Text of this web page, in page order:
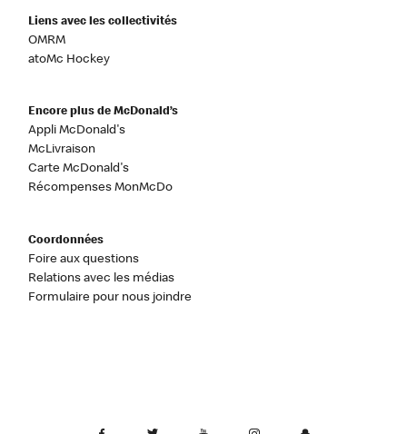
Liens avec les collectivités
OMRM
atoMc Hockey
Encore plus de McDonald’s
Appli McDonald's
McLivraison
Carte McDonald's
Récompenses MonMcDo
Coordonnées
Foire aux questions
Relations avec les médias
Formulaire pour nous joindre